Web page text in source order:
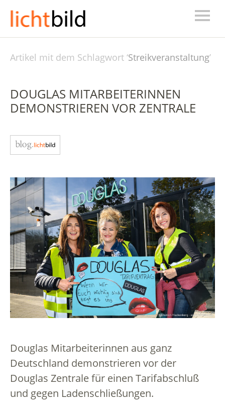
Artikel mit dem Schlagwort ‘Streikveranstaltung’
DOUGLAS MITARBEITERINNEN
DEMONSTRIEREN VOR ZENTRALE
Douglas Mitarbeiterinnen aus ganz
Deutschland demonstrieren vor der
Douglas Zentrale für einen Tarifabschluß
und gegen Ladenschließungen.